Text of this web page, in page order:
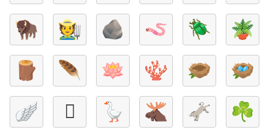
🦬
🧑‍🌾 🪨 🪱 🪲
🪴
🪵
🪶 🪷 🪸 🪹
🪺
🪽
🪾 🪿 🫎 🫏 ☘️